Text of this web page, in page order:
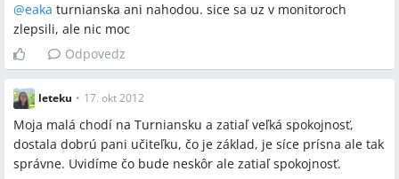
@eaka turnianska ani nahodou. sice sa uz v monitoroch
zlepsili, ale nic moc
Odpovedz
leteku • 17. okt 2012
Moja malá chodí na Turniansku a zatiaľ veľká spokojnosť,
dostala dobrú pani učiteľku, čo je základ, je síce prísna ale tak
správne. Uvidíme čo bude neskôr ale zatiaľ spokojnosť.